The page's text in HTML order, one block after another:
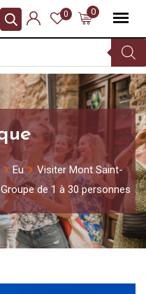
0
0
Eu
Visiter Mont Saint-
de 1 à 30 personnes